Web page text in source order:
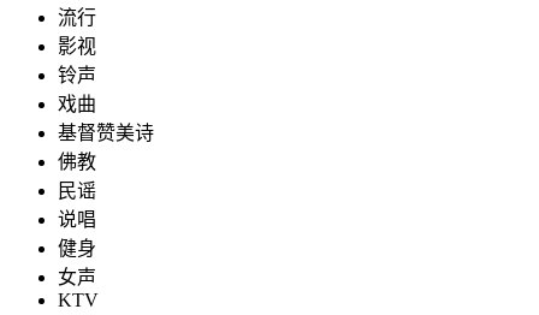
流行
影视
铃声
戏曲
基督赞美诗
佛教
民谣
说唱
健身
女声
KTV